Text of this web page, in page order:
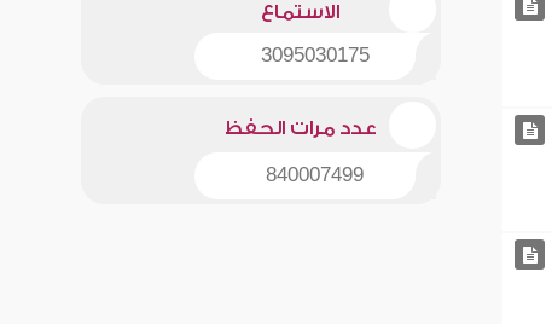
الاستماع
3095030175
عدد مرات الحفظ
840007499